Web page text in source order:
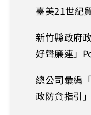
臺美21世紀
新竹縣政府
好聲廉連」
總公司彙編
政防貪指引」